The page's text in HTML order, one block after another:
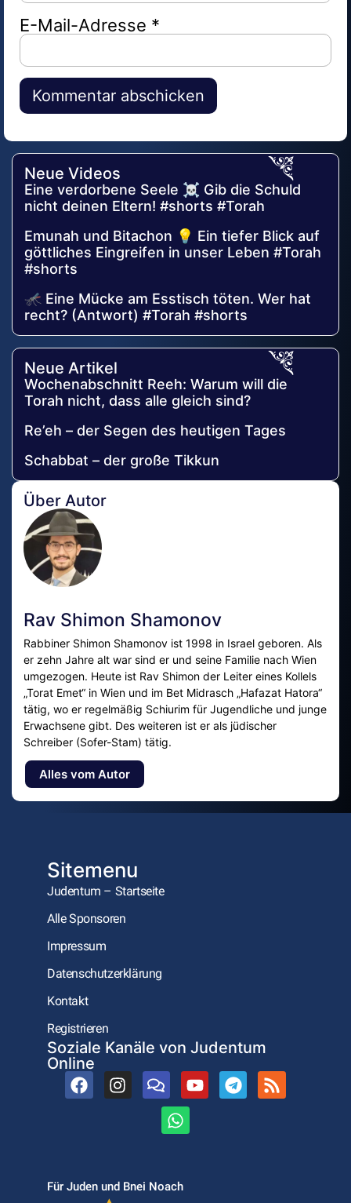
E-Mail-Adresse *
Alternative:
Neue Videos
Eine verdorbene Seele ☠️ Gib die Schuld
nicht deinen Eltern! #shorts #Torah
Emunah und Bitachon 💡 Ein tiefer Blick auf
göttliches Eingreifen in unser Leben #Torah
#shorts
🦟 Eine Mücke am Esstisch töten. Wer hat
recht? (Antwort) #Torah #shorts
Neue Artikel
Wochenabschnitt Reeh: Warum will die
Torah nicht, dass alle gleich sind?
Re’eh – der Segen des heutigen Tages
Schabbat – der große Tikkun
Über Autor
Rav Shimon Shamonov
Rabbiner Shimon Shamonov ist 1998 in Israel geboren. Als
er zehn Jahre alt war sind er und seine Familie nach Wien
umgezogen. Heute ist Rav Shimon der Leiter eines Kollels
„Torat Emet“ in Wien und im Bet Midrasch „Hafazat Hatora“
tätig, wo er regelmäßig Schiurim für Jugendliche und junge
Erwachsene gibt. Des weiteren ist er als jüdischer
Schreiber (Sofer-Stam) tätig.
Alles vom Autor
Sitemenu
Judentum – Startseite
Alle Sponsoren
Impressum
Datenschutzerklärung
Kontakt
Registrieren
Soziale Kanäle von Judentum
Online
Für Juden und Bnei Noach